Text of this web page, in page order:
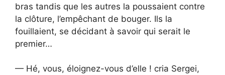
bras tandis que les autres la poussaient contre
la clôture, l’empêchant de bouger. Ils la
fouillaient, se décidant à savoir qui serait le
premier…
— Hé, vous, éloignez-vous d’elle ! cria Sergei,